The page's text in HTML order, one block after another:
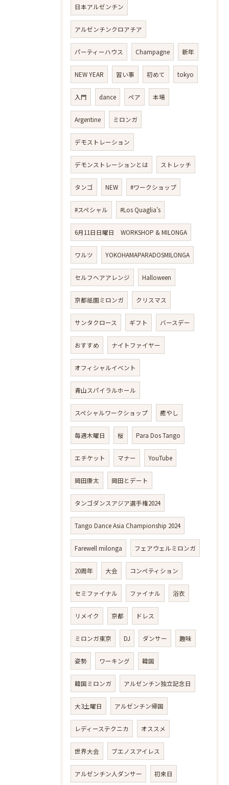
日本アルゼンチン
アルゼンチンクロアチア
パーティーハウス Champagne 新年
NEW YEAR 習い事 初めて tokyo
入門 dance ペア 本場
Argentine ミロンガ
デモストレーション
デモンストレーションとは ストレッチ
タンゴ NEW #ワークショップ
#スペシャル #Los Quaglia's
6月11日日曜日 WORKSHOP & MILONGA
ワルツ YOKOHAMAPARADOSMILONGA
セルフヘアアレンジ Halloween
京都祇園ミロンガ クリスマス
サンタクロース ギフト バースデー
おすすめ ナイトファイヤー
オフィシャルイベント
青山スパイラルホール
スペシャルワークショップ 癒やし
毎週木曜日 桜 Para Dos Tango
エチケット マナー YouTube
岡田康太 岡田とデート
タンゴダンスアジア選手権2024
Tango Dance Asia Championship 2024
Farewell milonga フェアウェルミロンガ
20周年 大会 コンペティション
セミファイナル ファイナル 浴衣
リメイク 京都 ドレス
ミロンガ東京 DJ ダンサー 趣味
姿勢 ワーキング 韓国
韓国ミロンガ アルゼンチン独立記念日
大3土曜日 アルゼンチン帰国
レディーステクニカ オススメ
世界大会 ブエノスアイレス
アルゼンチン人ダンサー 初来日